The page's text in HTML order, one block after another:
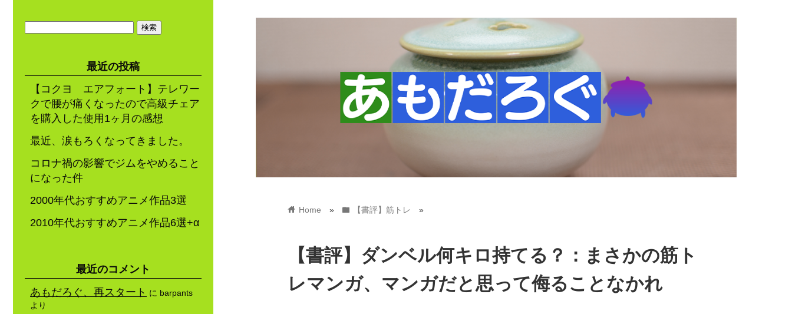
home Home » folder 【書評】筋トレ »
【書評】ダンベル何キロ持てる？：まさかの筋ト
レマンガ、マンガだと思って侮ることなかれ
最近の投稿
【コクヨ エアフォート】テレワー
クで腰が痛くなったので高級チェア
を購入した使用1ヶ月の感想
最近、涙もろくなってきました。
コロナ禍の影響でジムをやめること
になった件
2000年代おすすめアニメ作品3選
2010年代おすすめアニメ作品6選+α
最近のコメント
あもだろぐ、再スタート に barpants
より